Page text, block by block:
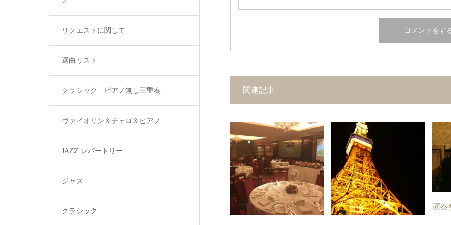
関連記事
演奏
リクエストに関して
選曲リスト
クラシック ピアノ無し三重奏
ヴァイオリン＆チェロ＆ピアノ
JAZZ レパートリー
ジャズ
クラシック